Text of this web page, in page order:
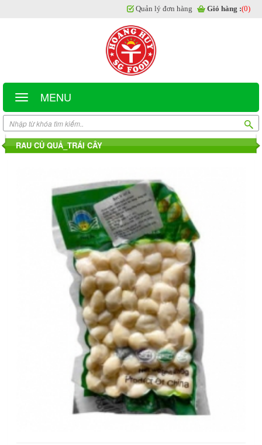
MENU
Quản lý đơn hàng Giỏ hàng :(0)
RAU CỦ QUẢ_TRÁI CÂY